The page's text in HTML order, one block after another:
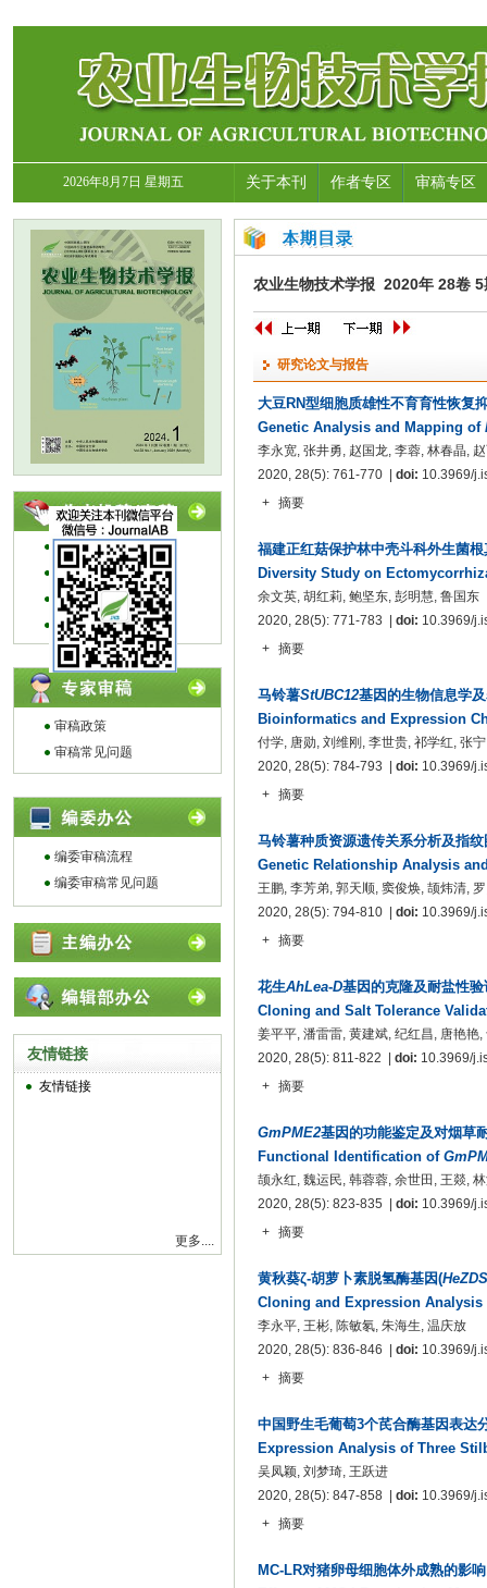
2026年8月7日 星期五 关于本刊 作者专区 审稿专区
投稿指南
编写指南
论文模板
作者常见问题
审稿政策
审稿常见问题
编委审稿流程
编委审稿常见问题
友情链接
友情链接
更多....
农业生物技术学报 2020年 28卷
研究论文与报告
大豆RN型细胞质雄性不育育性恢复
Genetic Analysis and Mapping of
李永宽, 张井勇, 赵国龙, 李蓉, 林春晶,
2020, 28(5): 761-770 | doi: 10.3969/
+
摘要
福建正红菇保护林中壳斗科外生菌
Diversity Study on
余文英, 胡红莉, 鲍坚东, 彭明慧, 鲁国东
2020, 28(5): 771-783 | doi: 10.3969/
+
摘要
马铃薯StUBC12基因的生物信息学
Bioinformatics and Expression
付学, 唐勋, 刘维刚, 李世贵, 祁学红, 张
2020, 28(5): 784-793 | doi: 10.3969/
+
摘要
马铃薯种质资源遗传关系分析及指纹
Genetic Relationship Analysis
王鹏, 李芳弟, 郭天顺, 窦俊焕, 颉炜清,
2020, 28(5): 794-810 | doi: 10.3969/
+
摘要
花生AhLea-D基因的克隆及耐盐性验
Cloning and Salt Tolerance
姜平平, 潘雷雷, 黄建斌, 纪红昌, 唐艳艳
2020, 28(5): 811-822 | doi: 10.3969/
+
摘要
GmPME2基因的功能鉴定及对烟草
Functional Identification of
颉永红, 魏运民, 韩蓉蓉, 余世田, 王燚,
2020, 28(5): 823-835 | doi: 10.3969/
+
摘要
黄秋葵ζ-胡萝卜素脱氢酶基因(HeZDS
Cloning and Expression Analysis
李永平, 王彬, 陈敏氡, 朱海生, 温庆放
2020, 28(5): 836-846 | doi: 10.3969/
+
摘要
中国野生毛葡萄3个芪合酶基因表达
Expression Analysis of Three
吴凤颖, 刘梦琦, 王跃进
2020, 28(5): 847-858 | doi: 10.3969/
+
摘要
MC-LR对猪卵母细胞体外成熟的影响